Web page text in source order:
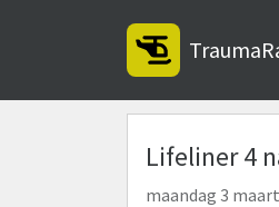
Lifeliner 4
maandag 3